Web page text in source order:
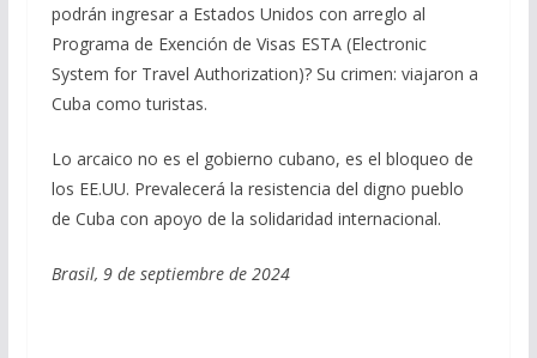
podrán ingresar a Estados Unidos con arreglo al
Programa de Exención de Visas ESTA (Electronic
System for Travel Authorization)? Su crimen: viajaron a
Cuba como turistas.
Lo arcaico no es el gobierno cubano, es el bloqueo de
los EE.UU. Prevalecerá la resistencia del digno pueblo
de Cuba con apoyo de la solidaridad internacional.
Brasil, 9 de septiembre de 2024